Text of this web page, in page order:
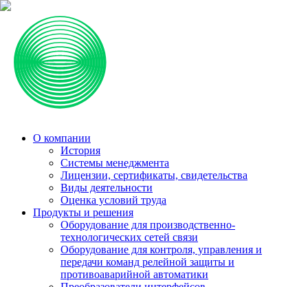
О компании
История
Системы менеджмента
Лицензии, сертификаты, свидетельства
Виды деятельности
Оценка условий труда
Продукты и решения
Оборудование для производственно-
технологических сетей связи
Оборудование для контроля, управления и
передачи команд релейной защиты и
противоаварийной автоматики